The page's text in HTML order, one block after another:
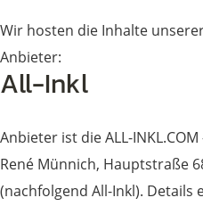
Wir hosten die Inhalte
Anbieter:
All-Inkl
Anbieter ist die ALL-
René Münnich, Hauptstraße
(nachfolgend All-Inkl). Details